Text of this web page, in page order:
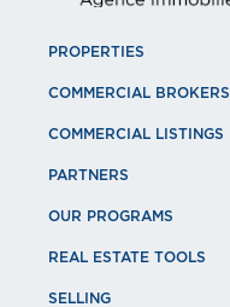
PROPERTIES
COMMERCIAL BROKERS
COMMERCIAL LISTINGS
PARTNERS
OUR PROGRAMS
REAL ESTATE TOOLS
SELLING